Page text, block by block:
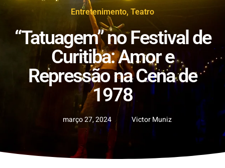
Entretenimento, Teatro
“Tatuagem” no Festival de
Curitiba: Amor e
Repressão na Cena de
1978
março 27, 2024 Victor Muniz